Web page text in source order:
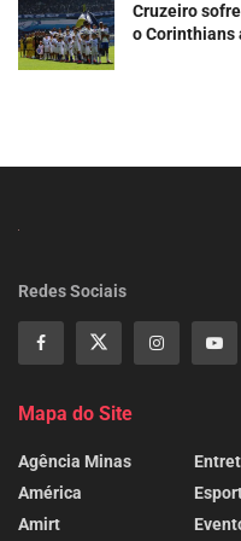
Cruzeiro
o Corinthians
Redes Sociais
Mapa do Site
Agência Minas
América
Amirt